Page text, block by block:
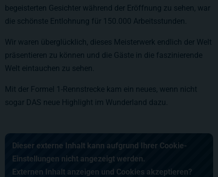
begeisterten Gesichter während der Eröffnung zu sehen, war
die schönste Entlohnung für 150.000 Arbeitsstunden.
Wir waren überglücklich, dieses Meisterwerk endlich der Welt
präsentieren zu können und die Gäste in die faszinierende
Welt eintauchen zu sehen.
Mit der Formel 1-Rennstrecke kam ein neues, wenn nicht
sogar DAS neue Highlight im Wunderland dazu.
Dieser externe Inhalt kann aufgrund Ihrer Cookie-
Einstellungen nicht angezeigt werden.
Externen Inhalt anzeigen und Cookies akzeptieren?